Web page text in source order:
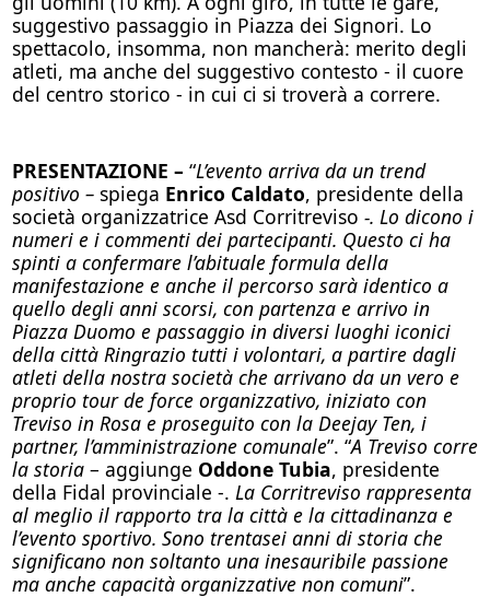
suggestivo passaggio in Piazza dei Signori. Lo
spettacolo, insomma, non mancherà: merito degli
atleti, ma anche del suggestivo contesto - il cuore
del centro storico - in cui ci si troverà a correre.
PRESENTAZIONE – “L’evento arriva da un trend
positivo – spiega Enrico Caldato, presidente della
società organizzatrice Asd Corritreviso -. Lo dicono i
numeri e i commenti dei partecipanti. Questo ci ha
spinti a confermare l’abituale formula della
manifestazione e anche il percorso sarà identico a
quello degli anni scorsi, con partenza e arrivo in
Piazza Duomo e passaggio in diversi luoghi iconici
della città Ringrazio tutti i volontari, a partire dagli
atleti della nostra società che arrivano da un vero e
proprio tour de force organizzativo, iniziato con
Treviso in Rosa e proseguito con la Deejay Ten, i
partner, l’amministrazione comunale”. “A Treviso corre
la storia– aggiunge Oddone Tubia, presidente
della Fidal provinciale -. La Corritreviso rappresenta
al meglio il rapporto tra la città e la cittadinanza e
l’evento sportivo. Sono trentasei anni di storia che
significano non soltanto una inesauribile passione
ma anche capacità organizzative non comuni”.